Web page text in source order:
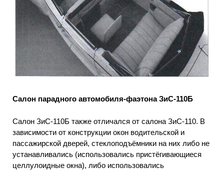
Салон парадного автомобиля-фаэтона ЗиС-110Б
Салон ЗиС-110Б также отличался от салона ЗиС-110. В
зависимости от конструкции окон водительской и
пассажирской дверей, стеклоподъёмники на них либо не
устанавливались (использовались пристёгивающиеся
целлулоидные окна), либо использовались